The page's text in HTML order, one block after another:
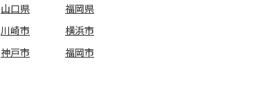
山口県
福岡県
川崎市
横浜市
神戸市
福岡市